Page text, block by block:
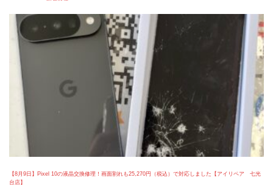
【8月9日】Pixel 10の液晶交換修理！画面割れも25,270円（税込）で対応しました【アイリペア 七光
台店】